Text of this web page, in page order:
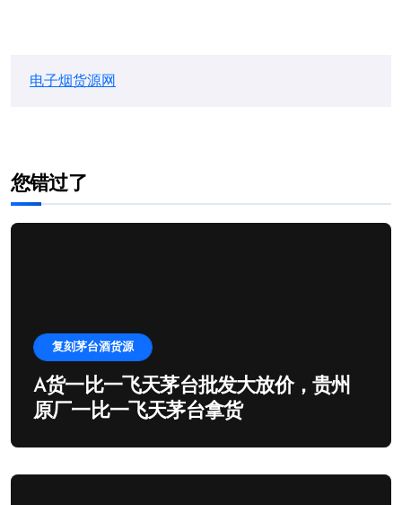
电子烟货源网
您错过了
复刻茅台酒货源
A货一比一飞天茅台批发大放价，贵州
原厂一比一飞天茅台拿货